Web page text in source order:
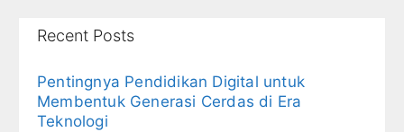
Recent Posts
Pentingnya Pendidikan Digital untuk
Membentuk Generasi Cerdas di Era
Teknologi